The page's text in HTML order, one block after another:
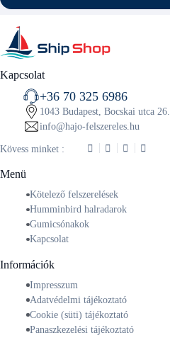
Kapcsolat
+36 70 325 6986
1043 Budapest, Bocskai utca 26.
info@hajo-felszereles.hu
Kövess minket :
Menü
Kötelező felszerelések
Humminbird halradarok
Gumicsónakok
Kapcsolat
Információk
Impresszum
Adatvédelmi tájékoztató
Cookie (süti) tájékoztató
Panaszkezelési tájékoztató